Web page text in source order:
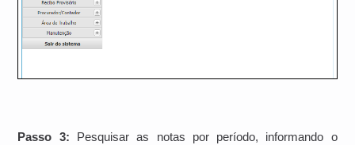
Passo 3: Pesquisar as notas por período, informando o